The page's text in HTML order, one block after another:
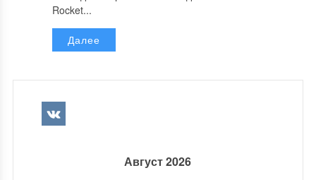
Rocket...
Далее
Август 2026